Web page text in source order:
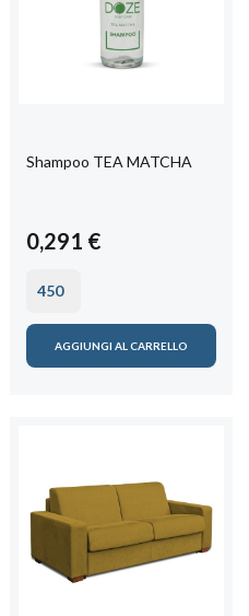
Shampoo TEA MATCHA
0,291 €
AGGIUNGI AL CARRELLO